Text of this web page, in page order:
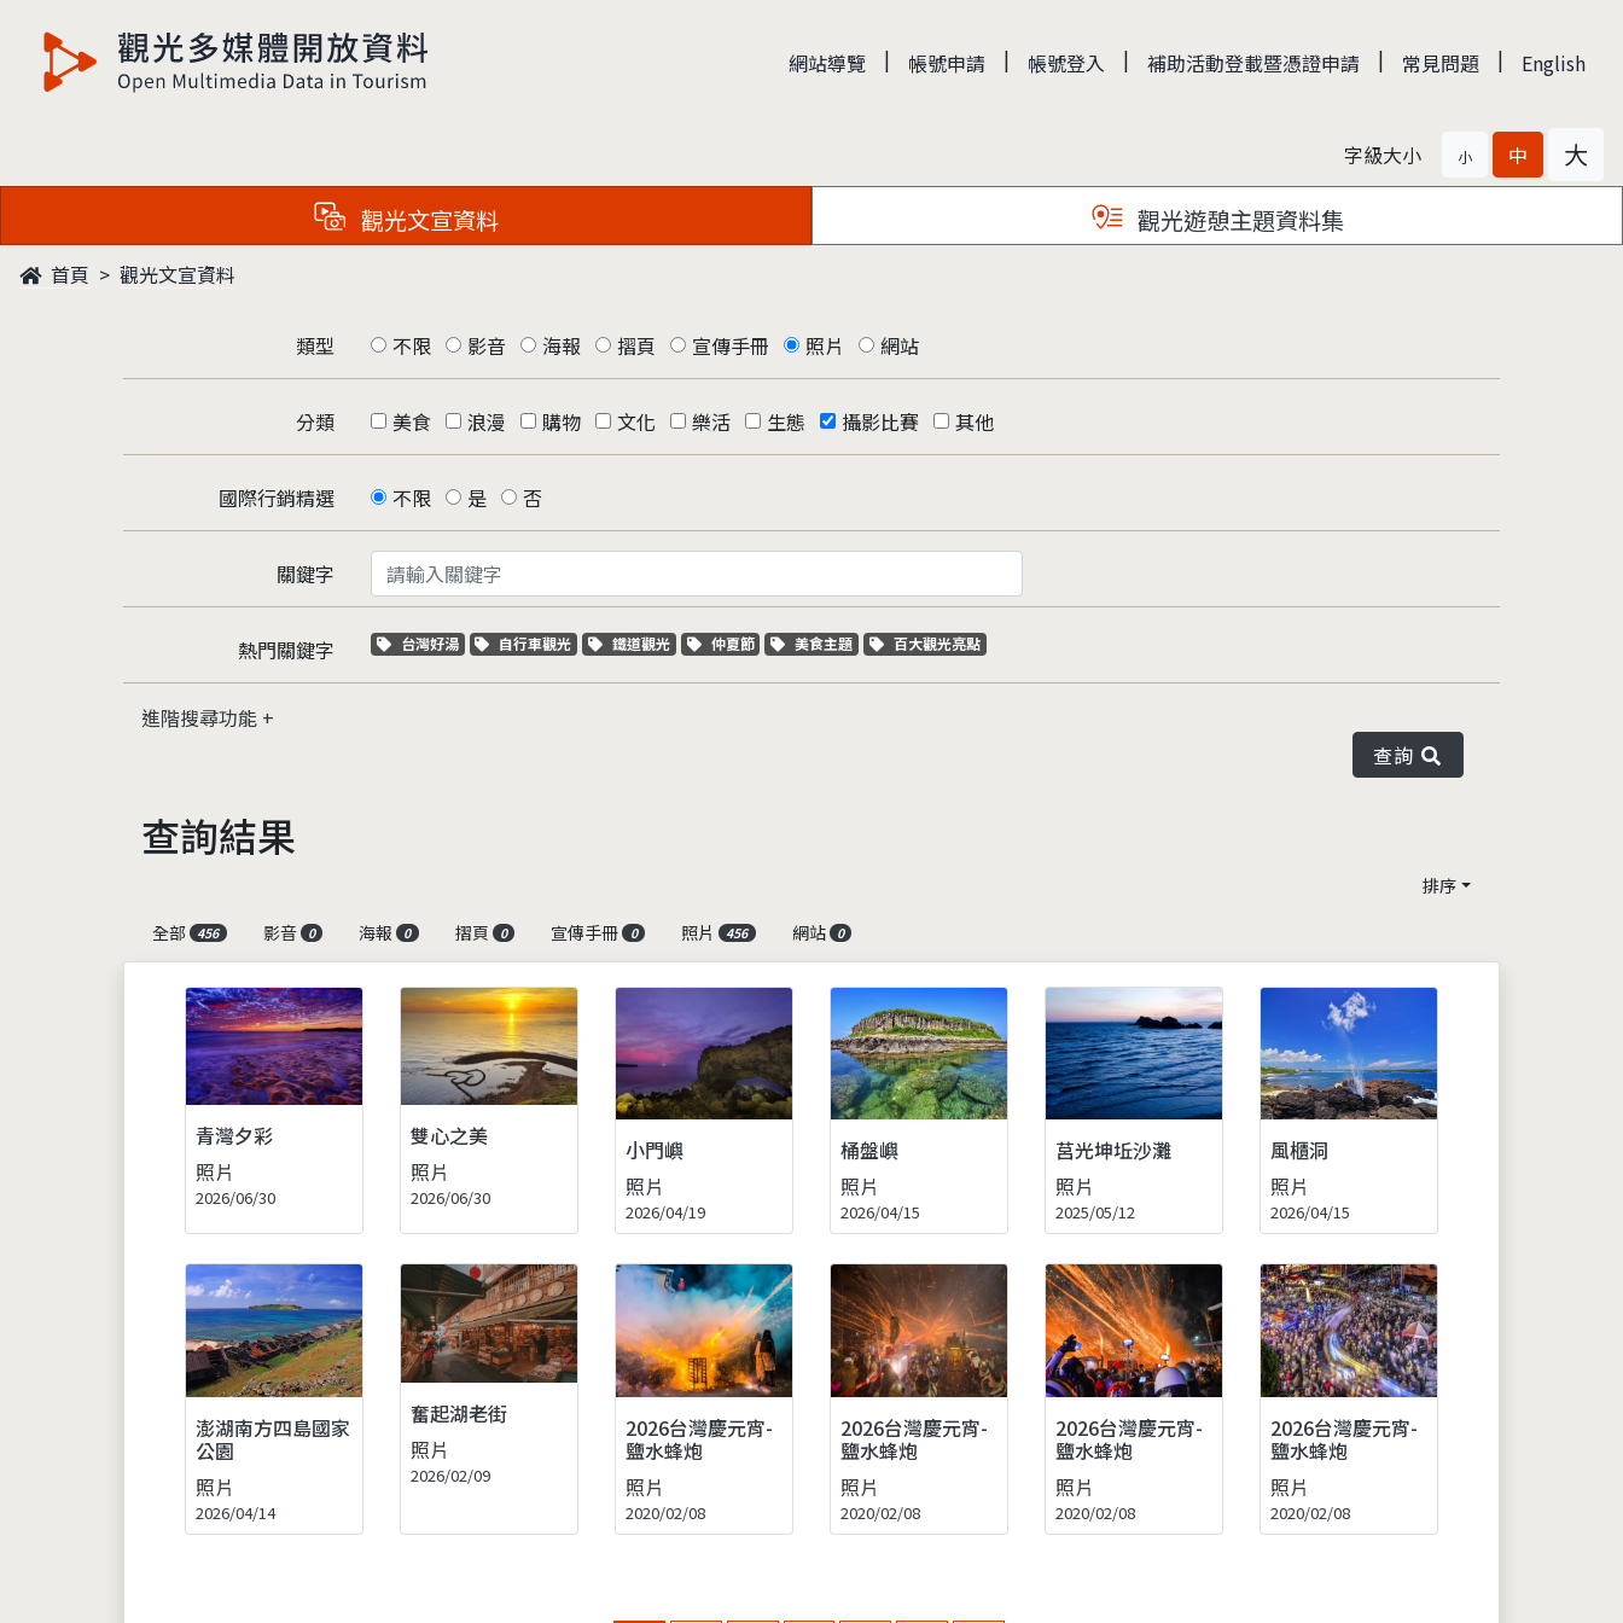
觀光多媒體開放資料 網站導覽 | 帳號申請 | 帳號登入 | 補助活動登載暨憑證申請 | 常見問題 | English
字級大小 小 中 大
觀光文宣資料 觀光遊憩主題資料集
首頁 觀光文宣資料
類型 不限 影音 海報 摺頁 宣傳手冊 照片 網站
分類 美食 浪漫 購物 文化 樂活 生態 攝影比賽 其他
國際行銷精選 不限 是 否
關鍵字
熱門關鍵字 關鍵字標籤
台灣好湯 關鍵字標籤
自行車觀光 關鍵字標籤
鐵道觀光 關鍵字標籤
仲夏節 關鍵字標籤
美食主題 關鍵字標籤
百大觀光亮點
進階搜尋功能
查詢
查詢結果
排序
全部
456 影音 0 海報 0 摺頁 0 宣傳手冊 0 照片 456 網站 0
青灣夕彩
照片
2026/06/30
雙心之美
照片
2026/06/30
小門嶼
照片
2026/04/19
桶盤嶼
照片
2026/04/15
莒光坤坵沙灘
照片
2025/05/12
風櫃洞
照片
2026/04/15
澎湖南方四島國家
公園
照片
2026/04/14
奮起湖老街
照片
2026/02/09
2026台灣慶元宵-
鹽水蜂炮
照片
2020/02/08
2026台灣慶元宵-
鹽水蜂炮
照片
2020/02/08
2026台灣慶元宵-
鹽水蜂炮
照片
2020/02/08
2026台灣慶元宵-
鹽水蜂炮
照片
2020/02/08